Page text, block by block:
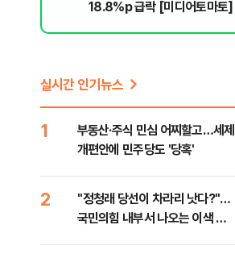
18.8%p 급락 [미디어토마토]
실시간 인기뉴스
1
부동산·주식 민심 어찌할고…세제
개편안에 민주당도 '당혹'
2
​"정청래 당선이 차라리 낫다?"…
국민의힘 내부서 나오는 이색 셈